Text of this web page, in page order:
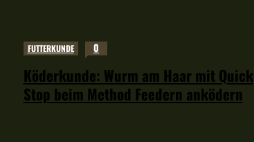
FUTTERKUNDE 0
Köderkunde: Wurm am Haar mit Quick
Stop beim Method Feedern anködern